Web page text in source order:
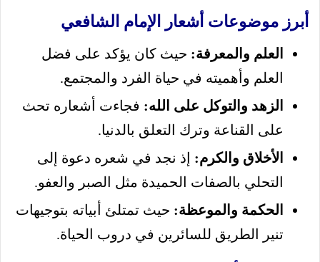
أبرز موضوعات أشعار الإمام الشافعي
العلم والمعرفة: حيث كان يؤكد على فضل
العلم وأهميته في حياة الفرد والمجتمع.
الزهد والتوكل على الله: فجاءت أشعاره تحث
على القناعة وترك التعلق بالدنيا.
الأخلاق والكرم: إذ نجد في شعره دعوة إلى
التحلي بالصفات الحميدة مثل الصبر والعفو.
الحكمة والموعظة: حيث تمتلئ أبياته بتوجيهات
تنير الطريق للسائرين في دروب الحياة.